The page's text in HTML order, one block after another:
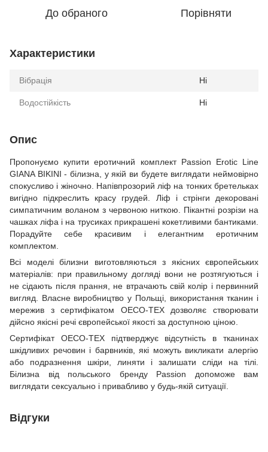
До обраного Порівняти
Характеристики
Вібрація Ні
Водостійкість Ні
Опис
Пропонуємо купити еротичний комплект Passion Erotic Line
GIANA BIKINI - білизна, у якій ви будете виглядати неймовірно
спокусливо і жіночно. Напівпрозорий ліф на тонких бретельках
вигідно підкреслить красу грудей. Ліф і стрінги декоровані
симпатичним воланом з червоною ниткою. Пікантні розрізи на
чашках ліфа і на трусиках прикрашені кокетливими бантиками.
Порадуйте себе красивим і елегантним еротичним
комплектом.
Всі моделі білизни виготовляються з якісних європейських
матеріалів: при правильному догляді вони не розтягуються і
не сідають після прання, не втрачають свій колір і первинний
вигляд. Власне виробництво у Польщі, використання тканин і
мережив з сертифікатом OECO-TEX дозволяє створювати
дійсно якісні речі європейської якості за доступною ціною.
Сертифікат OECO-TEX підтверджує відсутність в тканинах
шкідливих речовин і барвників, які можуть викликати алергію
або подразнення шкіри, линяти і залишати сліди на тілі.
Білизна від польського бренду Passion допоможе вам
виглядати сексуально і привабливо у будь-якій ситуації.
Відгуки